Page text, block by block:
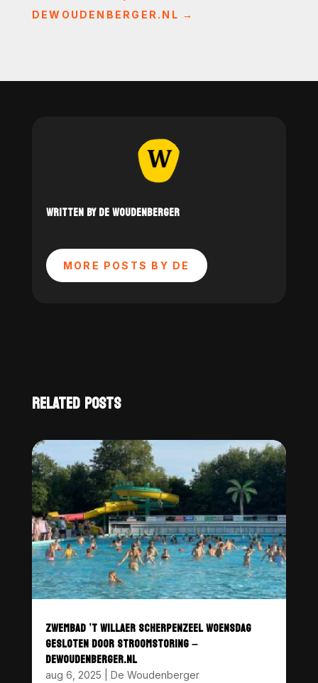
DEWOUDENBERGER.NL →
WRITTEN BY DE WOUDENBERGER
MORE POSTS BY DE
RELATED POSTS
ZWEMBAD ’T WILLAER SCHERPENZEEL WOENSDAG
GESLOTEN DOOR STROOMSTORING –
DEWOUDENBERGER.NL
aug 6, 2025 De Woudenberger